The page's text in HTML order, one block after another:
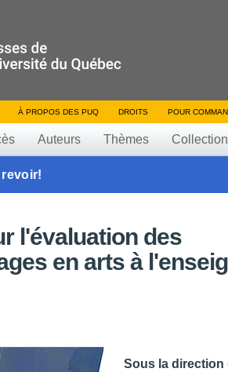
À PROPOS DES PUQ DROITS POUR
Auteurs Thèmes
revoir!
l'évaluation des
en arts à
Sous la direction